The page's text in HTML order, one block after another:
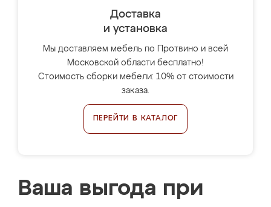
Доставка
и установка
Мы доставляем мебель по Протвино и всей
Московской области бесплатно!
Стоимость сборки мебели: 10% от стоимости
заказа.
ПЕРЕЙТИ В КАТАЛОГ
Ваша выгода при